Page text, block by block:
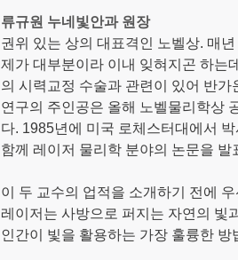
류규원 누네빛안과 원장
권위 있는 상의 대표격인 노벨상. 매
제가 대부분이라 이내 잊혀지곤 하는
의 시력교정 수술과 관련이 있어 반가
연구의 주인공은 올해 노벨물리학상
다. 1985년에 미국 로체스터대에서
함께 레이저 물리학 분야의 논문을
이 두 교수의 업적을 소개하기 전에
레이저는 사방으로 퍼지는 자연의 빛
인간이 빛을 활용하는 가장 훌륭한